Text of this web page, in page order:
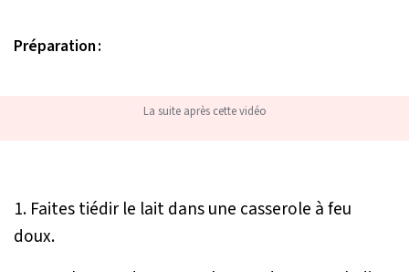
Préparation :
La suite après cette vidéo
1. Faites tiédir le lait dans une casserole à feu
doux.